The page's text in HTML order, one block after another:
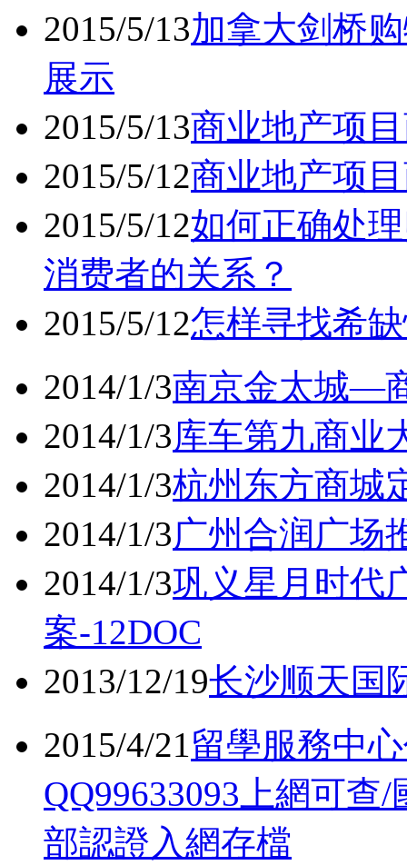
2015/5/13加拿大剑桥
展示
2015/5/13商业地产项
2015/5/12商业地产项
2015/5/12如何正确处
消费者的关系？
2015/5/12怎样寻找希
2014/1/3南京金太城—
2014/1/3库车第九商业
2014/1/3杭州东方商城
2014/1/3广州合润广场
2014/1/3巩义星月时代
案-12DOC
2013/12/19长沙顺天国
2015/4/21留學服務中
QQ99633093上網可
部認證入網存檔